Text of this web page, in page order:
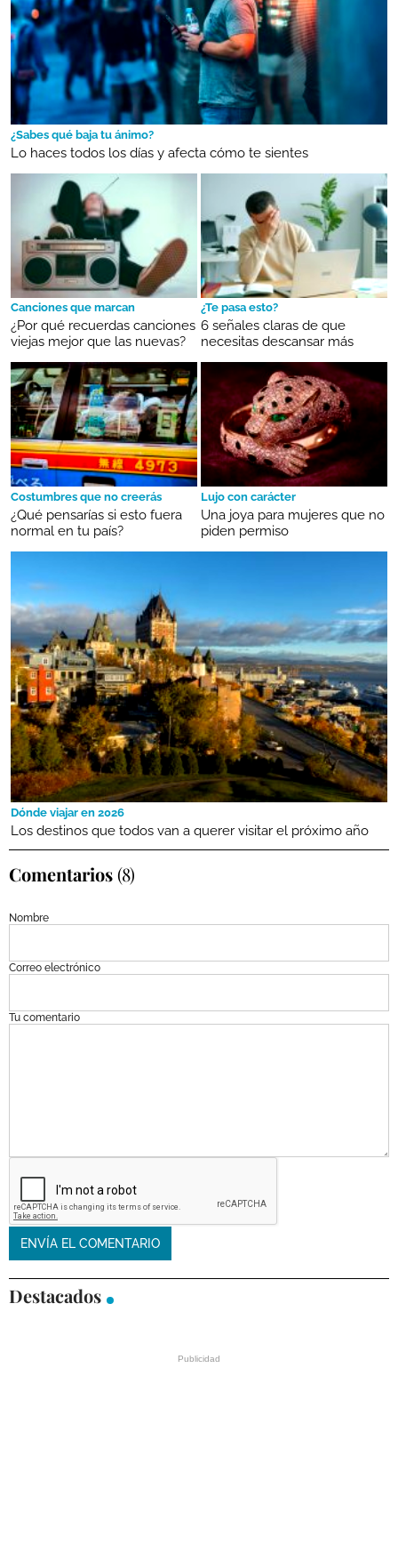
¿Sabes qué baja tu ánimo?
Lo haces todos los días y afecta cómo te sientes
Canciones que marcan
¿Por qué recuerdas canciones
viejas mejor que las nuevas?
¿Te pasa esto?
6 señales claras de que
necesitas descansar más
Costumbres que no creerás
¿Qué pensarías si esto fuera
normal en tu país?
Lujo con carácter
Una joya para mujeres que no
piden permiso
Dónde viajar en 2026
Los destinos que todos van a querer visitar el próximo año
Comentarios(8)
Nombre
Correo electrónico
Tu comentario
Destacados